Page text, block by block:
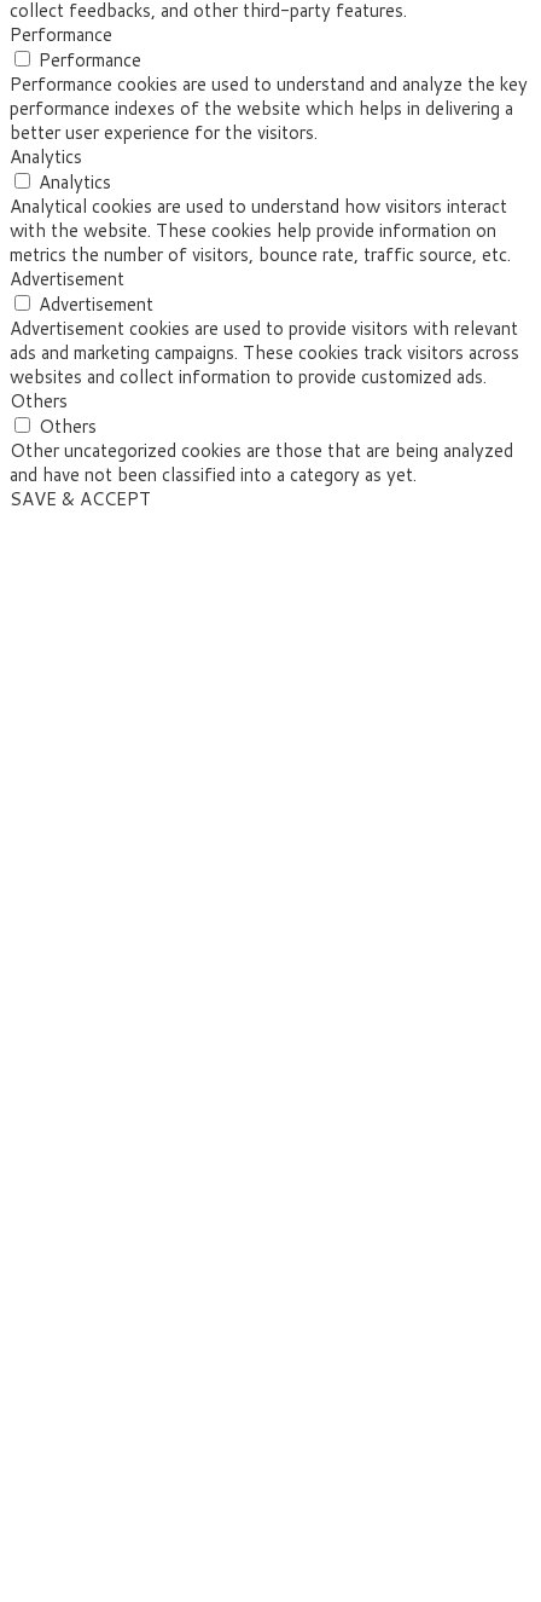
collect feedbacks, and other third-party features.
Performance
Performance
Performance cookies are used to understand and analyze the key
performance indexes of the website which helps in delivering a
better user experience for the visitors.
Analytics
Analytics
Analytical cookies are used to understand how visitors interact
with the website. These cookies help provide information on
metrics the number of visitors, bounce rate, traffic source, etc.
Advertisement
Advertisement
Advertisement cookies are used to provide visitors with relevant
ads and marketing campaigns. These cookies track visitors across
websites and collect information to provide customized ads.
Others
Others
Other uncategorized cookies are those that are being analyzed
and have not been classified into a category as yet.
SAVE & ACCEPT